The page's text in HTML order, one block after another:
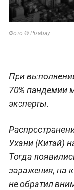
Фото © Pixabay
При
70% пандемии
эксперты.
Ухани (Китай)
Тогда
заражения, на
не обратил